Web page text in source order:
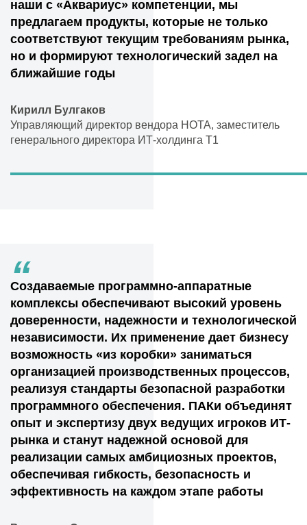
наши с «Аквариус» компетенции, мы
предлагаем продукты, которые не только
соответствуют текущим требованиям рынка,
но и формируют технологический задел на
ближайшие годы
Кирилл Булгаков
Управляющий директор вендора НОТА, заместитель
генерального директора ИТ-холдинга Т1
“
Создаваемые программно-аппаратные
комплексы обеспечивают высокий уровень
доверенности, надежности и технологической
независимости. Их применение дает бизнесу
возможность «из коробки» заниматься
организацией производственных процессов,
реализуя стандарты безопасной разработки
программного обеспечения. ПАКи объединят
опыт и экспертизу двух ведущих игроков ИТ-
рынка и станут надежной основой для
реализации самых амбициозных проектов,
обеспечивая гибкость, безопасность и
эффективность на каждом этапе работы